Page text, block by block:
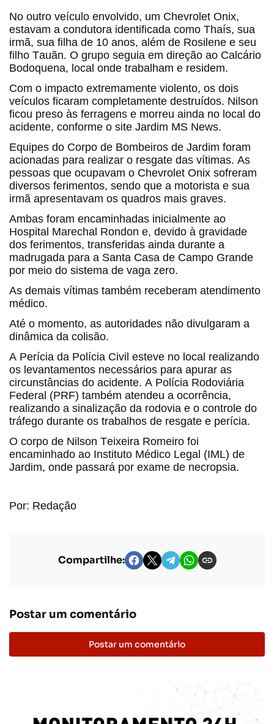
No outro veículo envolvido, um Chevrolet Onix,
estavam a condutora identificada como Thaís, sua
irmã, sua filha de 10 anos, além de Rosilene e seu
filho Tauãn. O grupo seguia em direção ao Calcário
Bodoquena, local onde trabalham e residem.
Com o impacto extremamente violento, os dois
veículos ficaram completamente destruídos. Nilson
ficou preso às ferragens e morreu ainda no local do
acidente, conforme o site Jardim MS News.
Equipes do Corpo de Bombeiros de Jardim foram
acionadas para realizar o resgate das vítimas. As
pessoas que ocupavam o Chevrolet Onix sofreram
diversos ferimentos, sendo que a motorista e sua
irmã apresentavam os quadros mais graves.
Ambas foram encaminhadas inicialmente ao
Hospital Marechal Rondon e, devido à gravidade
dos ferimentos, transferidas ainda durante a
madrugada para a Santa Casa de Campo Grande
por meio do sistema de vaga zero.
As demais vítimas também receberam atendimento
médico.
Até o momento, as autoridades não divulgaram a
dinâmica da colisão.
A Perícia da Polícia Civil esteve no local realizando
os levantamentos necessários para apurar as
circunstâncias do acidente. A Polícia Rodoviária
Federal (PRF) também atendeu a ocorrência,
realizando a sinalização da rodovia e o controle do
tráfego durante os trabalhos de resgate e perícia.
O corpo de Nilson Teixeira Romeiro foi
encaminhado ao Instituto Médico Legal (IML) de
Jardim, onde passará por exame de necropsia.
Por: Redação
Compartilhe:
Postar um comentário
Postar um comentário